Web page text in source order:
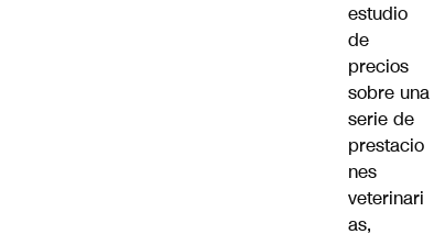
estudio
de
precios
sobre una
serie de
prestacio
nes
veterinari
as,